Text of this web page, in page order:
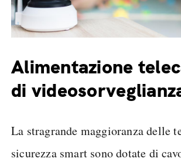
Alimentazione
di
La stragrande maggioranza delle
sicurezza smart sono dotate di